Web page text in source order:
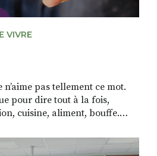
VIVRE
pas tellement ce mot.
pour dire tout à la fois,
cuisine, aliment, bouffe.
presque proposer le
tiens… non ? La food du